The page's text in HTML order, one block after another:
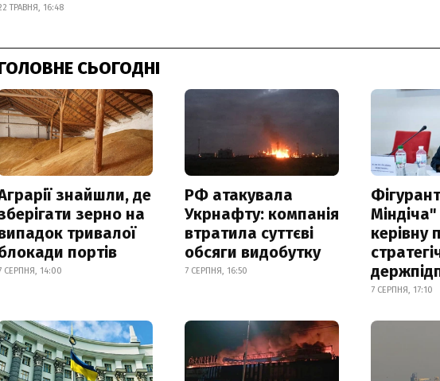
ТРАВНЯ, 16:48
СЬОГОДНІ
знайшли, де
зерно на
тривалої
портів
СЕРПНЯ, 14:00
РФ атакувала
Укрнафту: компанія
втратила суттєві
обсяги видобутку
7 СЕРПНЯ, 16:50
керівну
7 СЕРПНЯ, 17:10